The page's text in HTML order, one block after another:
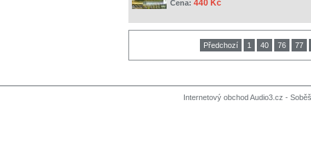
Cena: 440 Kč
Předchozí 1 40 76 77
Internetový obchod Audio3.cz -